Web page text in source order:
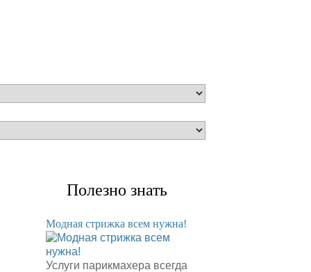
Полезно знать
Модная стрижка всем нужна!
Услуги парикмахера всегда